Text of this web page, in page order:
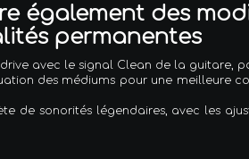
également des
permanentes
avec le signal Clean de la guitare,
des médiums pour une meilleure
de sonorités légendaires, avec les